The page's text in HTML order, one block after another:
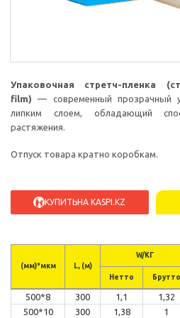
Упаковочная стретч-пленка
film)— современный прозрачный
липким слоем, обладающий
растяжения.
Отпуск товара кратно коробкам.
КУПИТЬНА KASPI.KZ
(мм)*мкм L, (м)
W/КГ
Нетто Брутто
500*8 300 1,1 1,32
500*10
300 1,38 1